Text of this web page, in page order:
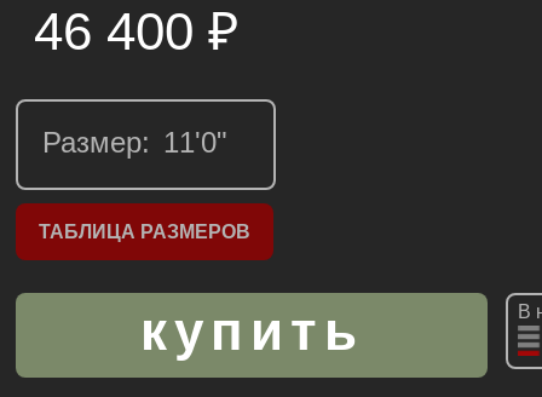
46 400 ₽
Размер:
ТАБЛИЦА РАЗМЕРОВ
В